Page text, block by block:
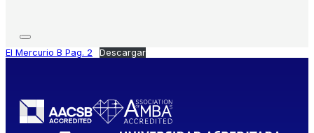
El Mercurio B Pag. 2 Descargar